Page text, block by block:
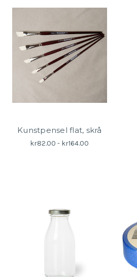
Kunstpensel flat, skrå
kr82.00 - kr164.00